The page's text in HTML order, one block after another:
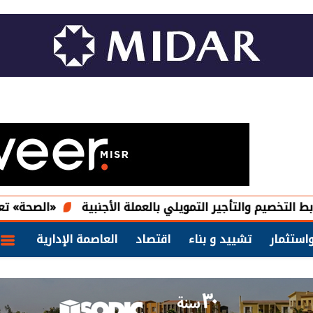
«الصحة» تعلن فحص أكثر من 10 ملايين طفل ضمن مبادرة الكشف المبكر وعلاج التمويلي بالعملة الأجنبية
تشييد و بناء اقتصاد العاصمة الإدارية